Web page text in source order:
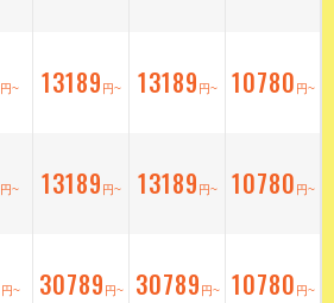
円~ 13189 円~ 13189 円~ 10780 円~
円~ 13189 円~ 13189 円~ 10780 円~
円~ 30789 円~ 30789 円~ 10780 円~